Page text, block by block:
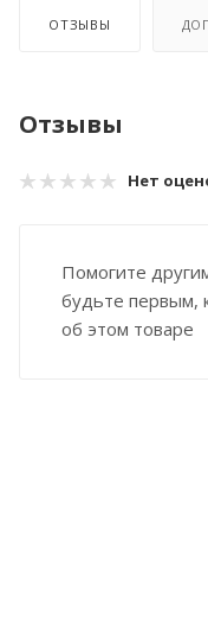
ОТЗЫВЫ
Отзывы
Нет
Помогите
будьте первым,
об этом товаре